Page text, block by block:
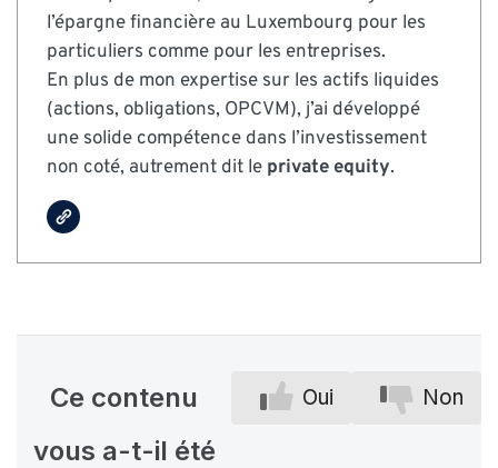
l’épargne financière au Luxembourg pour les
particuliers comme pour les entreprises.
En plus de mon expertise sur les actifs liquides
(actions, obligations, OPCVM), j’ai développé
une solide compétence dans l’investissement
non coté, autrement dit le private equity.
Ce contenu
vous a-t-il été
Oui Non